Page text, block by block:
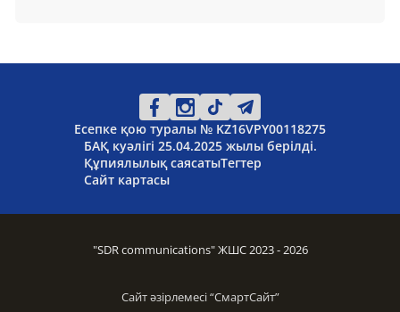
Есепке қою туралы № KZ16VPY00118275
БАҚ куәлігі 25.04.2025 жылы берілді.
Құпиялылық саясатыТегтер
Сайт картасы
"SDR communications" ЖШС 2023 - 2026
Сайт әзірлемесі “СмартСайт”